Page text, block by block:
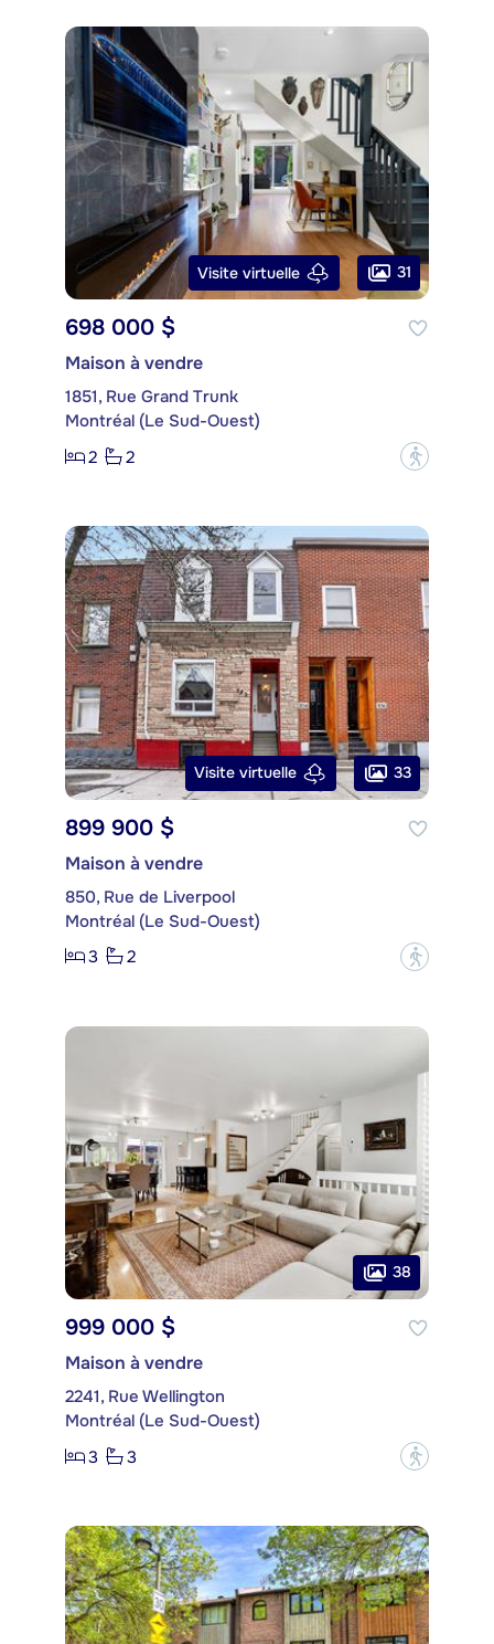
Visite virtuelle 31
698 000 $
Maison à vendre
1851, Rue Grand Trunk
Montréal (Le Sud-Ouest)
2
2 ?
Visite virtuelle 33
899 900 $
Maison à vendre
850, Rue de Liverpool
Montréal (Le Sud-Ouest)
3
2 ?
38
999 000 $
Maison à vendre
2241, Rue Wellington
Montréal (Le Sud-Ouest)
3
3 ?